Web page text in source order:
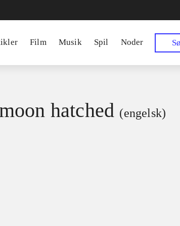
Film Musik Spil Noder
hatched (engelsk)